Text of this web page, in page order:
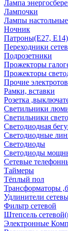
Лампа
Лампочки
Лампы настольные
Ночник
Патроны(Е27, Е14)
Переходники
Подрозетники
Прожекторы
Прожекторы
Прочие
Рамки, вставки
Розетка
Светильники
Светильники
Светодиодная
Светодиодные
Светодиоды
Светодиоды
Сетевые
Таймеры
Тёплый пол
Трансформаторы
Удлинители
Фильтр сетевой
Штепсель
Электронные